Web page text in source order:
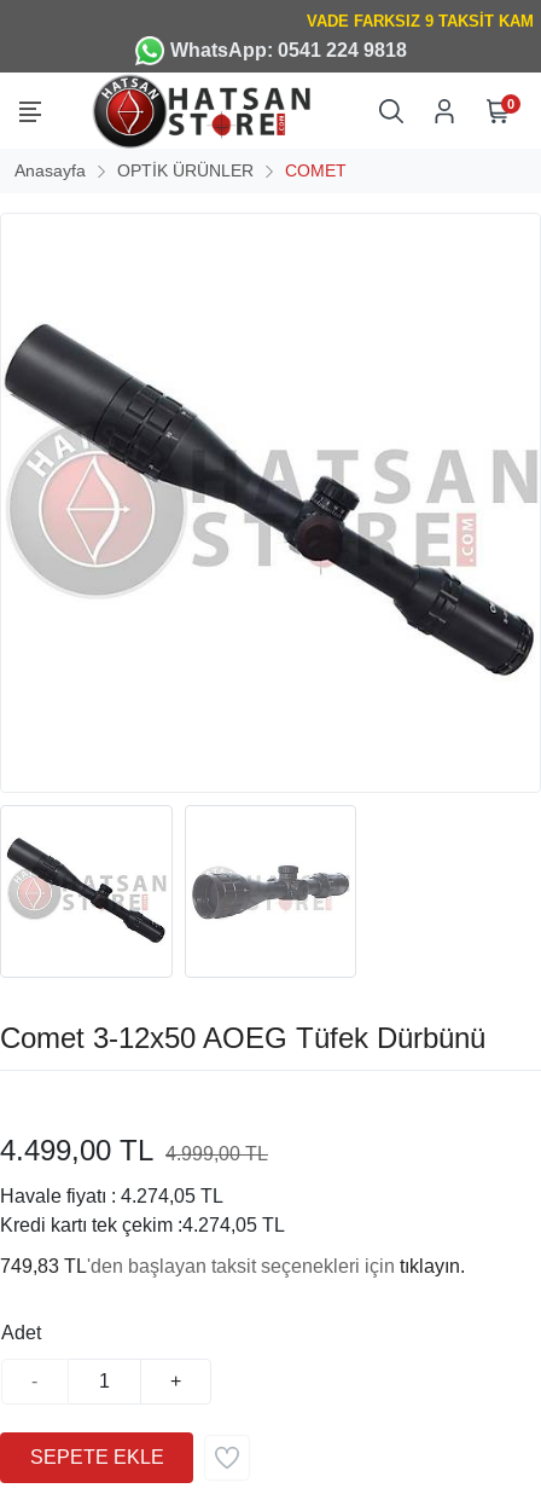
WhatsApp: 0541 224 9818
0
Anasayfa OPTİK ÜRÜNLER COMET
Comet 3-12x50 AOEG Tüfek Dürbünü
4.499,00 TL 4.999,00 TL
Havale fiyatı : 4.274,05 TL
Kredi kartı tek çekim :4.274,05 TL
749,83 TL'den başlayan taksit seçenekleri için tıklayın.
Adet
- +